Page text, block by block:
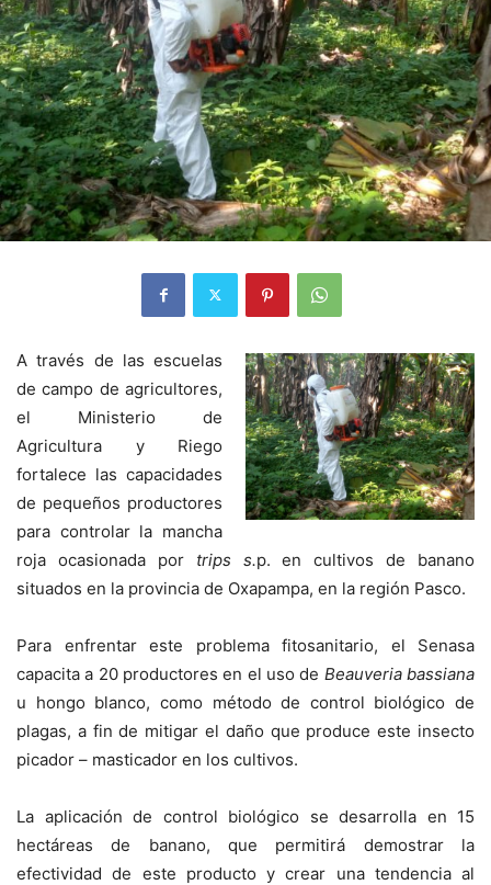
A través de las escuelas
de campo de agricultores,
el Ministerio de
Agricultura y Riego
fortalece las capacidades
de pequeños productores
para controlar la mancha
roja ocasionada por trips s.p. en cultivos de banano
situados en la provincia de Oxapampa, en la región Pasco.
Para enfrentar este problema fitosanitario, el Senasa
capacita a 20 productores en el uso de Beauveria bassiana
u hongo blanco, como método de control biológico de
plagas, a fin de mitigar el daño que produce este insecto
picador – masticador en los cultivos.
La aplicación de control biológico se desarrolla en 15
hectáreas de banano, que permitirá demostrar la
efectividad de este producto y crear una tendencia al